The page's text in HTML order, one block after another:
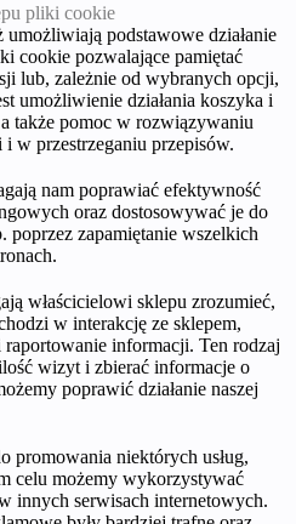
pliki cookie
umożliwiają podstawowe działanie
cookie pozwalające pamiętać
lub, zależnie od wybranych opcji,
umożliwienie działania koszyka i
także pomoc w rozwiązywaniu
w przestrzeganiu przepisów.
nam poprawiać efektywność
oraz dostosowywać je do
zapamiętanie wszelkich
właścicielowi sklepu zrozumieć,
w interakcję ze sklepem,
informacji. Ten rodzaj
wizyt i zbierać informacje o
poprawić działanie naszej
promowania niektórych usług,
celu możemy wykorzystywać
innych serwisach internetowych.